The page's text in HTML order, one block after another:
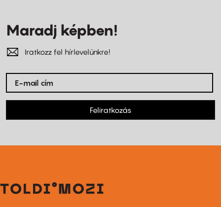
Maradj képben!
Iratkozz fel hírlevelünkre!
Feliratkozás